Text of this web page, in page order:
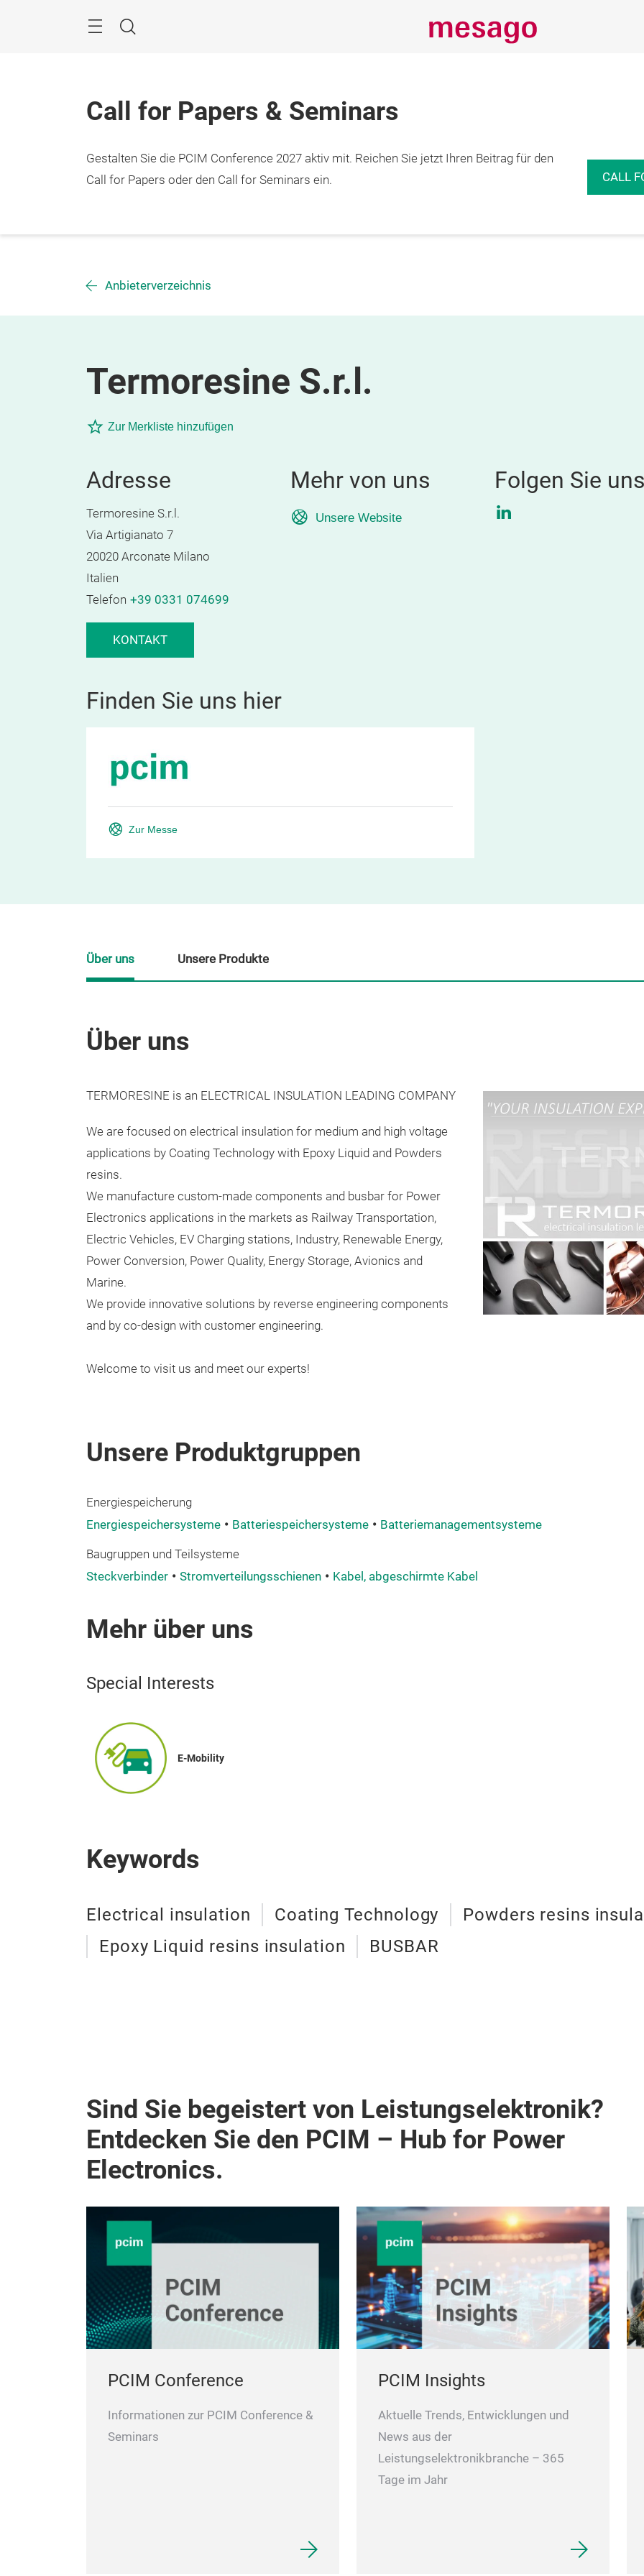
Suche
Call for Papers & Seminars
Gestalten Sie die PCIM Conference 2027 aktiv mit. Reichen Sie jetzt Ihren Beitrag für den
Call for Papers oder den Call for Seminars ein.
CALL
Anbieterverzeichnis
Termoresine S.r.l.
Zur Merkliste hinzufügen
Adresse
Termoresine S.r.l.
Via Artigianato 7
20020 Arconate Milano
Italien
Telefon +39 0331 074699
KONTAKT
Mehr von uns
Unsere Website
Folgen Sie
LinkedIn
Finden Sie uns hier
Zur Messe
Über uns
TERMORESINE is an ELECTRICAL INSULATION LEADING COMPANY
We are focused on electrical insulation for medium and high voltage
applications by Coating Technology with Epoxy Liquid and Powders
resins.
We manufacture custom-made components and busbar for Power
Electronics applications in the markets as Railway Transportation,
Electric Vehicles, EV Charging stations, Industry, Renewable Energy,
Power Conversion, Power Quality, Energy Storage, Avionics and
Marine.
We provide innovative solutions by reverse engineering components
and by co-design with customer engineering.
Welcome to visit us and meet our experts!
Unsere Produktgruppen
Energiespeicherung
Energiespeichersysteme
Batteriespeichersysteme Batteriemanagementsysteme
Baugruppen und Teilsysteme
Steckverbinder
Stromverteilungsschienen Kabel, abgeschirmte Kabel
Mehr über uns
Special Interests
E-Mobility
Keywords
Electrical insulation Coating Technology
Powders resins
Epoxy Liquid resins insulation
BUSBAR
Über uns Unsere Produkte
Sind Sie begeistert von Leistungselektronik?
Entdecken Sie den PCIM – Hub for Power
Electronics.
PCIM Conference
Informationen zur PCIM Conference &
Seminars
PCIM Insights
Aktuelle Trends, Entwicklungen und
News aus der
Leistungselektronikbranche – 365
Tage im Jahr